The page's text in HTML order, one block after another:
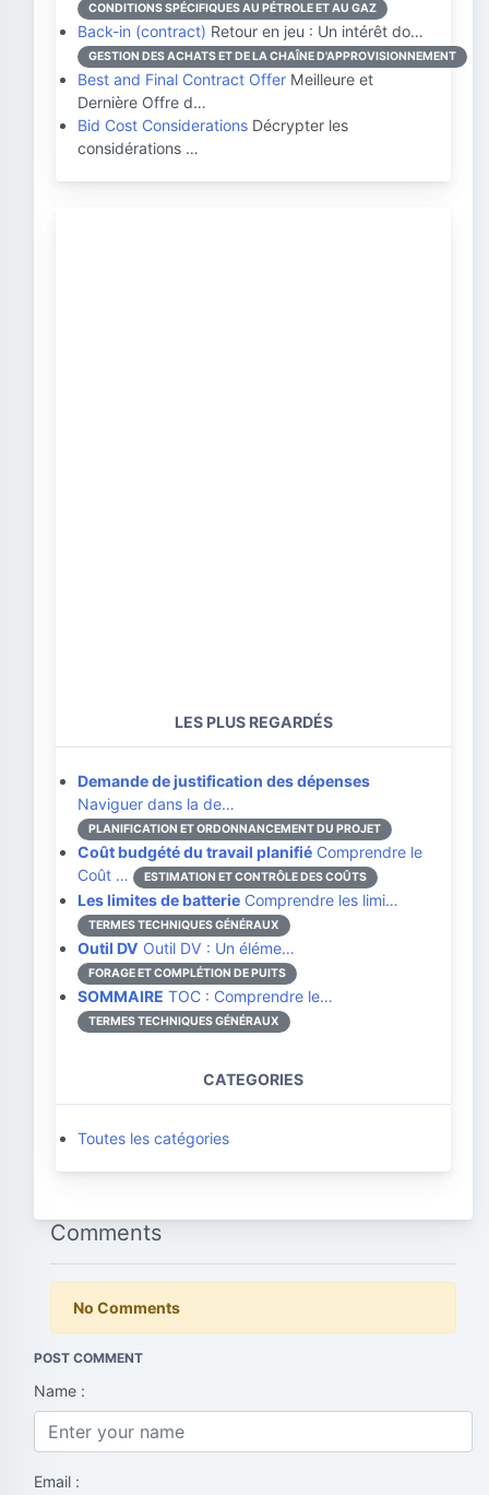
CONDITIONS SPÉCIFIQUES AU PÉTROLE ET AU GAZ
Back-in (contract) Retour en jeu : Un intérêt do…
GESTION DES ACHATS ET DE LA CHAÎNE D'APPROVISIONNEMENT
Best and Final Contract Offer Meilleure et
Dernière Offre d…
Bid Cost Considerations Décrypter les
considérations …
LES PLUS REGARDÉS
Demande de justification des dépenses
Naviguer dans la de…
PLANIFICATION ET ORDONNANCEMENT DU PROJET
Coût budgété du travail planifié Comprendre le
Coût …
ESTIMATION ET CONTRÔLE DES COÛTS
Les limites de batterie Comprendre les limi…
TERMES TECHNIQUES GÉNÉRAUX
Outil DV Outil DV : Un éléme…
FORAGE ET COMPLÉTION DE PUITS
SOMMAIRE TOC : Comprendre le…
TERMES TECHNIQUES GÉNÉRAUX
CATEGORIES
Toutes les catégories
Comments
No Comments
POST COMMENT
Name :
Email :